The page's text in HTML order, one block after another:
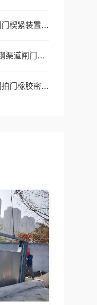
双向止水不锈钢闸门楔紧装置调节与防松动维护
600x600mm不锈钢渠道闸门在污水处理厂配水井中的应用
污水处理厂不锈钢拍门橡胶密封圈更换步骤详解